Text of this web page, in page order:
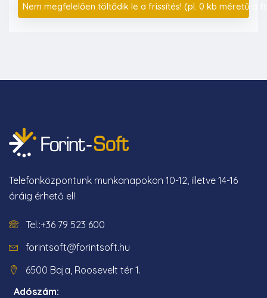
Nem megfelelően töltődik le a frissítés! (pl. 0 kb méretű a
Telefonközpontunk munkanapokon 10-12, illetve 14-16
óráig érhető el!
Tel.:+36 79 523 600
forintsoft@forintsoft.hu
6500 Baja, Roosevelt tér 1.
Adószám: